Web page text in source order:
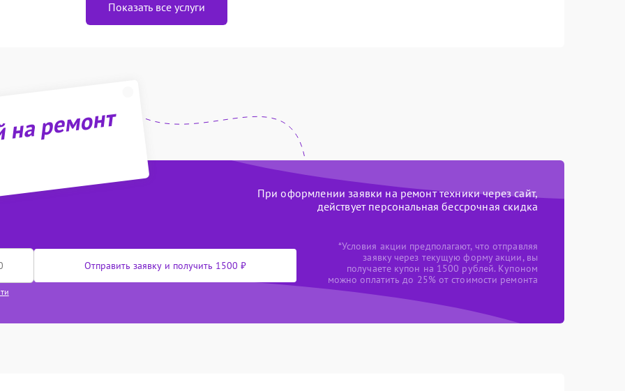
Показать все услуги
ремонт
При оформлении заявки на ремонт техники через сайт,
действует персональная бессрочная скидка
Отправить заявку и получить 1500 ₽
*Условия акции предполагают, что отправляя
заявку через текущую форму акции, вы
получаете купон на 1500 рублей. Купоном
можно оплатить до 25% от стоимости ремонта